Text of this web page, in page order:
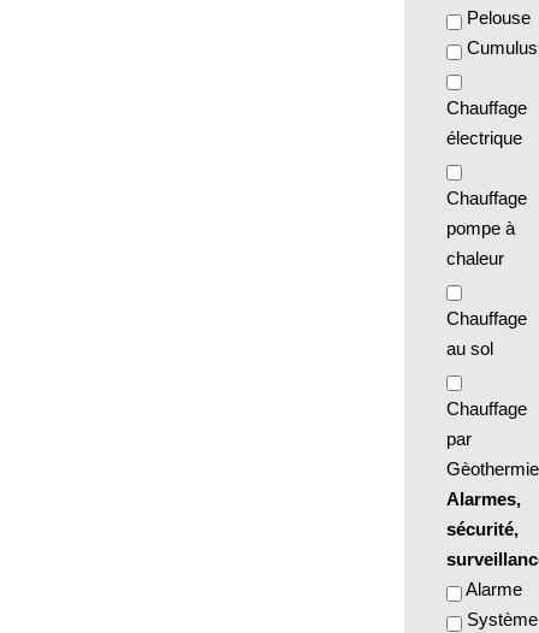
Pelouse
Cumulus
Chauffage
électrique
Chauffage
pompe à
chaleur
Chauffage
au sol
Chauffage
par
Gèothermie
Alarmes,
sécurité,
Alarme
Système